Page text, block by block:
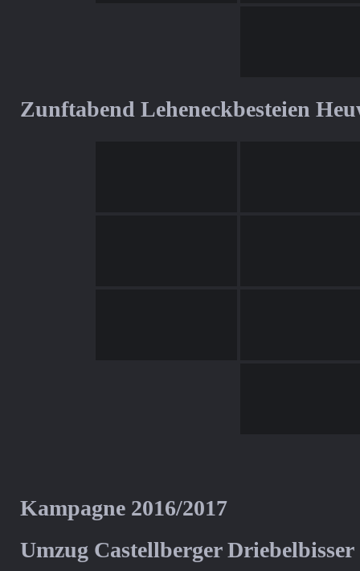
Zunftabend Leheneckbesteien
Kampagne 2016/2017
Umzug Castellberger